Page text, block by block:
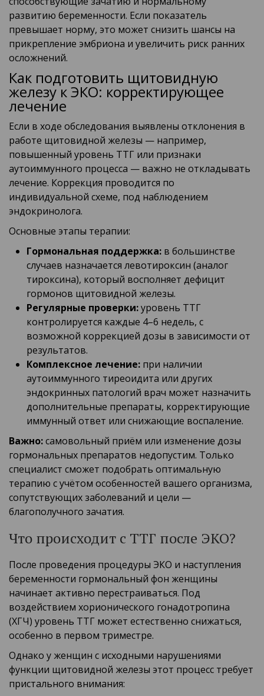
развитию беременности. Если показатель
превышает норму, это может снизить шансы на
прикрепление эмбриона и увеличить риск ранних
осложнений.
Как подготовить щитовидную
железу к ЭКО: корректирующее
лечение
Если в ходе обследования выявлены отклонения в
работе щитовидной железы — например,
повышенный уровень ТТГ или признаки
аутоиммунного процесса — важно не откладывать
лечение. Коррекция проводится по
индивидуальной схеме, под наблюдением
эндокринолога.
Основные этапы терапии:
Гормональная поддержка: в большинстве
случаев назначается левотироксин (аналог
тироксина), который восполняет дефицит
гормонов щитовидной железы.
Регулярные проверки:уровень ТТГ
контролируется каждые 4–6 недель, с
возможной коррекцией дозы в зависимости от
результатов.
Комплексное лечение: при наличии
аутоиммунного тиреоидита или других
эндокринных патологий врач может назначить
дополнительные препараты, корректирующие
иммунный ответ или снижающие воспаление.
Важно:самовольный приём или изменение дозы
гормональных препаратов недопустим. Только
специалист сможет подобрать оптимальную
терапию с учётом особенностей вашего организма,
сопутствующих заболеваний и цели —
благополучного зачатия.
Что происходит с ТТГ после ЭКО?
После проведения процедуры ЭКО и наступления
беременности гормональный фон женщины
начинает активно перестраиваться. Под
воздействием хорионического гонадотропина
(ХГЧ) уровень ТТГ может естественно снижаться,
особенно в первом триместре.
Однако у женщин с исходными нарушениями
функции щитовидной железы этот процесс требует
пристального внимания: